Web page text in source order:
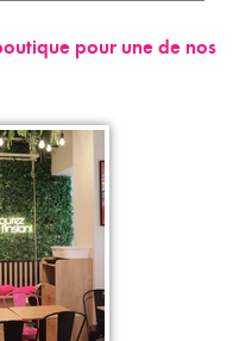
pour une de nos